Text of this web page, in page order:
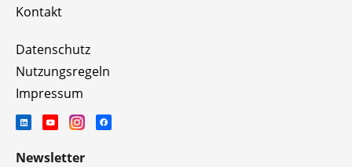
Kontakt
Datenschutz
Nutzungsregeln
Impressum
Newsletter